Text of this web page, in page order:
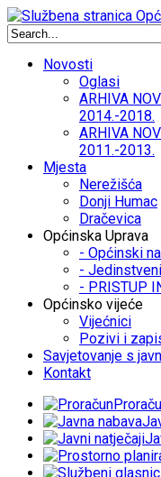
Novosti
Oglasi
ARHIVA
2014.-2018.
ARHIVA
2011.-2013.
Mjesta
Nerežišća
Donji Humac
Dračevica
Općinska Uprava
- Općinski
-
- PRISTUP
Općinsko vijeće
Vijećnici
Pozivi i
Savjetovanje s
Kontakt